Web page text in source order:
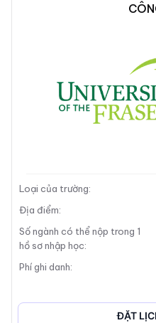
Mô tả trường
Loại của trường:
Địa điểm:
Số ngành có thể nộp trong 1
hồ sơ nhập học:
Phí ghi danh:
ĐẶT